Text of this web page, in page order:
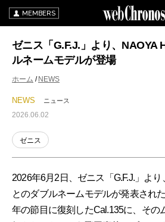
MEMBERS
ゼニス「G.F.J.」より、NAOYA
ルネームモデルが登場
ホーム NEWS
NEWS ニュース
2026.06.02
ゼニス
2026年6月2日、ゼニス「G.F.J.」より
とのダブルネームモデルが発表され
年の節目に復刻したCal.135に、その